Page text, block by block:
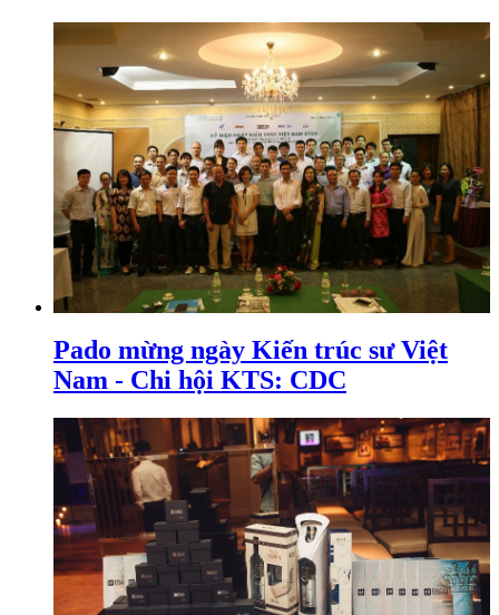
Pado mừng ngày Kiến trúc sư Việt
Nam - Chi hội KTS: CDC